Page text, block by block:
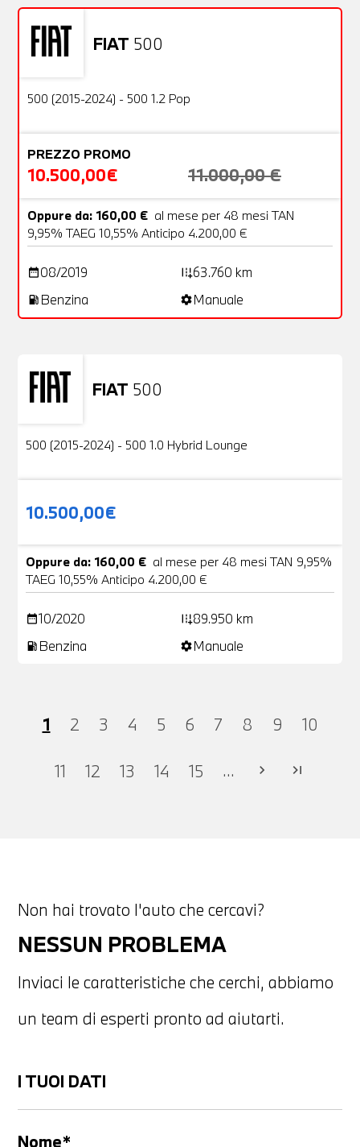
FIAT 500
OFFERTA
Usato
500 (2015-2024) - 500 1.2 Pop
PREZZO PROMO
10.500,00€ 11.000,00 €
Oppure da: 160,00 € al mese per 48 mesi TAN
9,95% TAEG 10,55% Anticipo 4.200,00 €
date_range08/2019 add_road63.760 km
local_gas_station Benzina settingsManuale
FIAT 500
Usato
500 (2015-2024) - 500 1.0 Hybrid Lounge
10.500,00€
Oppure da: 160,00 € al mese per 48 mesi TAN 9,95%
TAEG 10,55% Anticipo 4.200,00 €
date_range10/2020 add_road89.950 km
local_gas_station Benzina settingsManuale
1 2 3 4 5 6 7 8 9 10
11 12 13 14 15 ... chevron_right last_page
Non hai trovato l'auto che cercavi?
NESSUN PROBLEMA
Inviaci le caratteristiche che cerchi, abbiamo
un team di esperti pronto ad aiutarti.
I TUOI DATI
Nome*